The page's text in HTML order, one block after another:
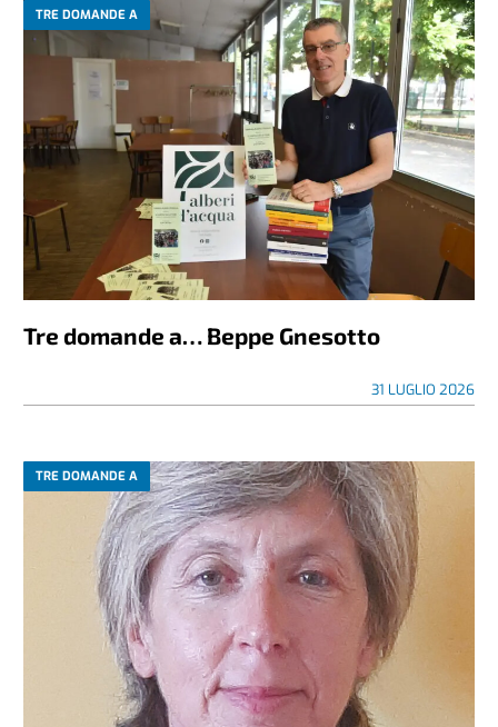
TRE DOMANDE A
Tre domande a… Beppe Gnesotto
31 LUGLIO 2026
TRE DOMANDE A